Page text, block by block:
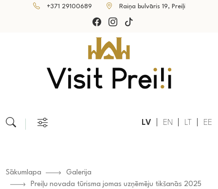
+371 29100689 Raiņa bulvāris 19, Preiļi
LV EN LT EE
Sākumlapa
Galerija
Preiļu novada tūrisma jomas uzņēmēju tikšanās 2025